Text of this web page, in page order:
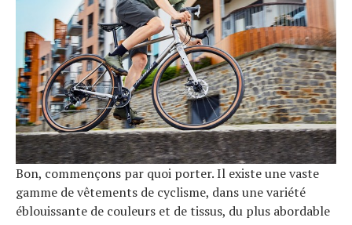
Bon, commençons par quoi porter. Il existe une vaste
gamme de vêtements de cyclisme, dans une variété
éblouissante de couleurs et de tissus, du plus abordable